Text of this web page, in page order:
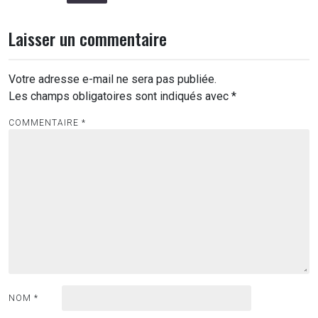
Laisser un commentaire
Votre adresse e-mail ne sera pas publiée.
Les champs obligatoires sont indiqués avec *
COMMENTAIRE *
NOM *